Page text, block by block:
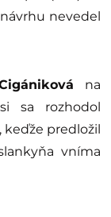
nevedel
na
sa rozhodol
predložil
vníma